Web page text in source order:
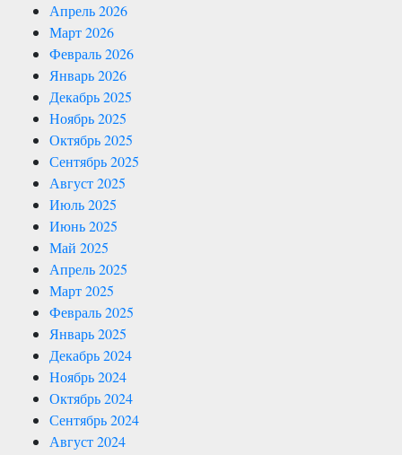
Апрель 2026
Март 2026
Февраль 2026
Январь 2026
Декабрь 2025
Ноябрь 2025
Октябрь 2025
Сентябрь 2025
Август 2025
Июль 2025
Июнь 2025
Май 2025
Апрель 2025
Март 2025
Февраль 2025
Январь 2025
Декабрь 2024
Ноябрь 2024
Октябрь 2024
Сентябрь 2024
Август 2024